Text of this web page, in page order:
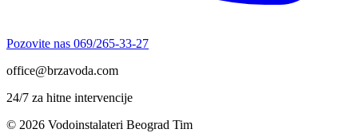
Pozovite nas 069/265-33-27
office@brzavoda.com
24/7 za hitne intervencije
© 2026 Vodoinstalateri Beograd Tim